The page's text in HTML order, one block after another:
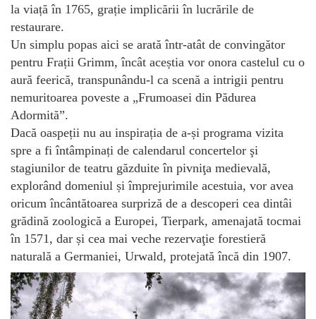
la viață în 1765, grație implicării în lucrările de
restaurare.
Un simplu popas aici se arată într-atât de convingător
pentru Frații Grimm, încât aceștia vor onora castelul cu o
aură feerică, transpunându-l ca scenă a intrigii pentru
nemuritoarea poveste a „Frumoasei din Pădurea
Adormită”.
Dacă oaspeții nu au inspirația de a-și programa vizita
spre a fi întâmpinați de calendarul concertelor şi
stagiunilor de teatru găzduite în pivniţa medievală,
explorând domeniul și împrejurimile acestuia, vor avea
oricum încântătoarea surpriză de a descoperi cea dintâi
grădină zoologică a Europei, Tierpark, amenajată tocmai
în 1571, dar și cea mai veche rezervaţie forestieră
naturală a Germaniei, Urwald, protejată încă din 1907.